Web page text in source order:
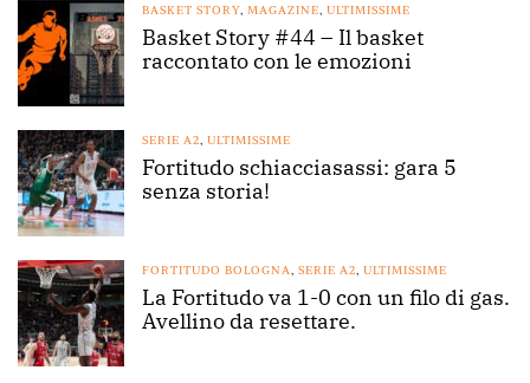
BASKET STORY, MAGAZINE, ULTIMISSIME
Basket Story #44 – Il basket
raccontato con le emozioni
SERIE A2, ULTIMISSIME
Fortitudo schiacciasassi: gara 5
senza storia!
FORTITUDO BOLOGNA, SERIE A2, ULTIMISSIME
La Fortitudo va 1-0 con un filo di gas.
Avellino da resettare.